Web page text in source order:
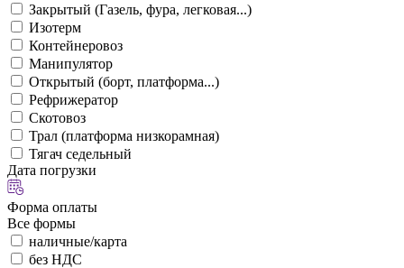
Закрытый (Газель, фура, легковая...)
Изотерм
Контейнеровоз
Манипулятор
Открытый (борт, платформа...)
Рефрижератор
Скотовоз
Трал (платформа низкорамная)
Тягач седельный
Дата погрузки
Форма оплаты
Все формы
наличные/карта
без НДС